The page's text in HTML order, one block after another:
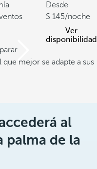
Desde
145/noche
Ver
disponibilidad
mejor se adapte a sus
al
palma de la